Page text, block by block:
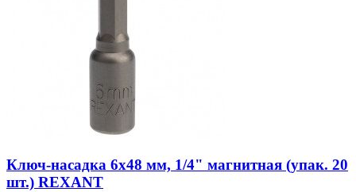
Ключ-насадка 6х48 мм, 1/4" магнитная (упак. 20
шт.) REXANT